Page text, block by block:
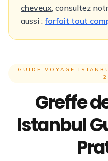
cheveux, consultez
aussi : forfait tout
GUIDE VOYAGE
Greffe
Istanbul